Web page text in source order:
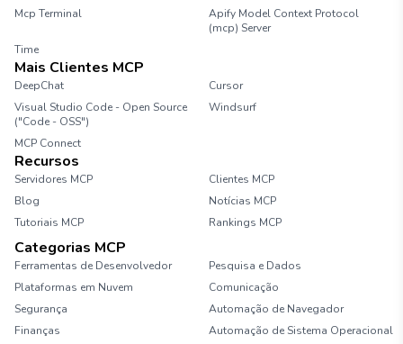
Mcp Terminal
Apify Model Context Protocol
(mcp) Server
Time
Mais Clientes MCP
DeepChat
Cursor
Visual Studio Code - Open Source
("Code - OSS")
Windsurf
MCP Connect
Recursos
Servidores MCP
Clientes MCP
Blog
Notícias MCP
Tutoriais MCP
Rankings MCP
Categorias MCP
Ferramentas de Desenvolvedor
Pesquisa e Dados
Plataformas em Nuvem
Comunicação
Segurança
Automação de Navegador
Finanças
Automação de Sistema Operacional